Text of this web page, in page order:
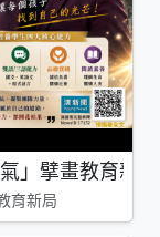
」擘畫教育新局
育新局